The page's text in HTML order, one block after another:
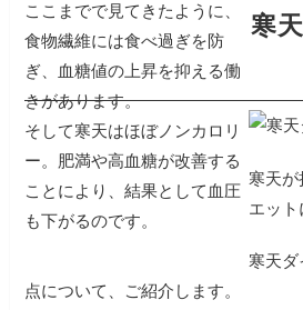
ここまでで見てきたように、
食物繊維には食べ過ぎを防
ぎ、血糖値の上昇を抑える働
きがあります。
そして寒天はほぼノンカロリ
ー。肥満や高血糖が改善する
ことにより、結果として血圧
も下がるのです。
寒
寒天が
エット
寒天
点について、ご紹介します。